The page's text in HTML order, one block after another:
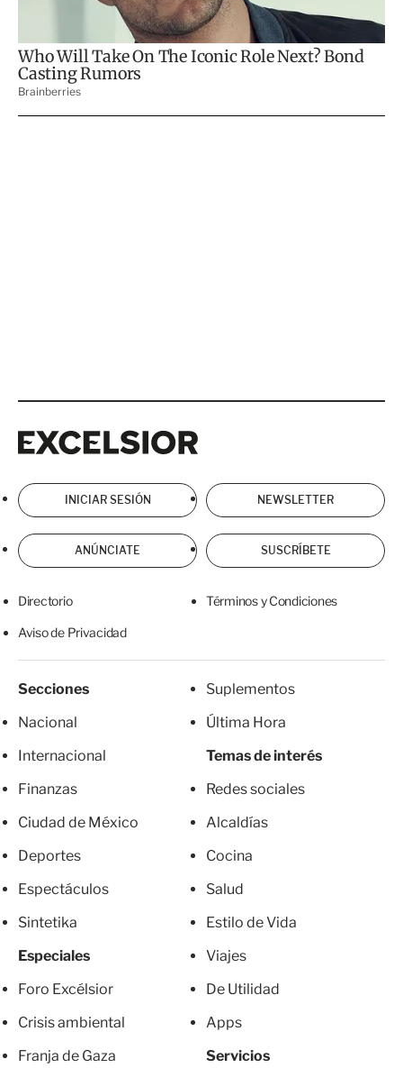
INICIAR SESIÓN NEWSLETTER
ANÚNCIATE SUSCRÍBETE
Directorio Términos y Condiciones
Aviso de Privacidad
Secciones
Nacional
Internacional
Finanzas
Ciudad de México
Deportes
Espectáculos
Sintetika
Especiales
Foro Excélsior
Crisis ambiental
Franja de Gaza
Suplementos
Última Hora
Temas de interés
Redes sociales
Alcaldías
Cocina
Salud
Estilo de Vida
Viajes
De Utilidad
Apps
Servicios